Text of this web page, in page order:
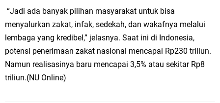
“Jadi ada banyak pilihan masyarakat untuk bisa
menyalurkan zakat, infak, sedekah, dan wakafnya melalui
lembaga yang kredibel,” jelasnya. Saat ini di Indonesia,
potensi penerimaan zakat nasional mencapai Rp230 triliun.
Namun realisasinya baru mencapai 3,5% atau sekitar Rp8
triliun.(NU Online)